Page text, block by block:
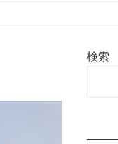
検索